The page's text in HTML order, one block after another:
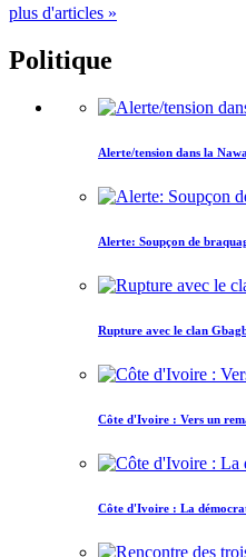
plus d'articles »
Politique
Alerte/tension dans la
Alerte: Soupçon de
Rupture avec le clan
Côte d'Ivoire : Vers un
Côte d'Ivoire : La